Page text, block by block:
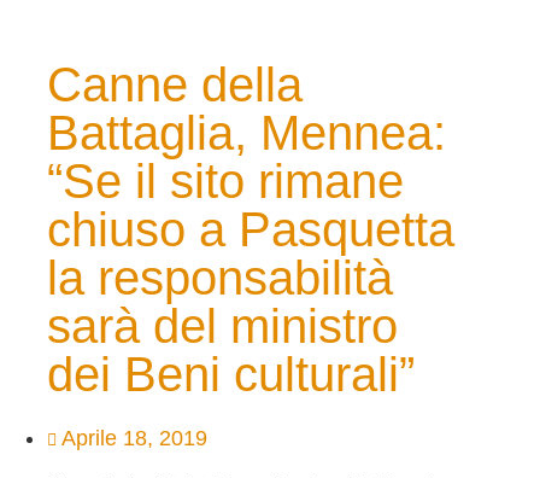
Canne della
Battaglia, Mennea:
“Se il sito rimane
chiuso a Pasquetta
la responsabilità
sarà del ministro
dei Beni culturali”
Aprile 18, 2019